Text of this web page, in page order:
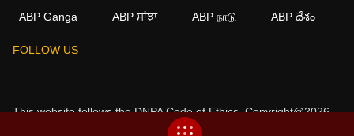
ABP Ganga
ABP ਸਾਂਝਾ ABP நாடு ABP దేశం
FOLLOW US
This website follows theDNPA Code of Ethics.Copyright@2026.